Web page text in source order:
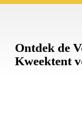
Ontdek de
Kweektent